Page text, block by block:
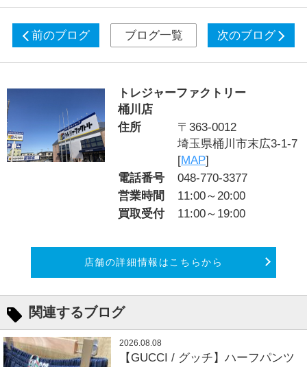
前のブログ ブログ一覧 次のブログ
トレジャーファクトリー
桶川店
住所
〒363-0012
埼玉県桶川市末広3-1-7
[MAP]
電話番号
048-770-3377
営業時間
11:00～20:00
買取受付
11:00～19:00
店舗の詳細情報はこちらから
関連するブログ
2026.08.08
【GUCCI / グッチ】ハーフパンツ